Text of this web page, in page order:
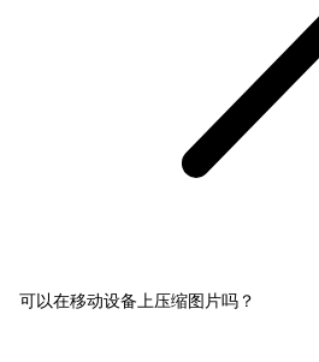
可以在移动设备上压缩图片吗？